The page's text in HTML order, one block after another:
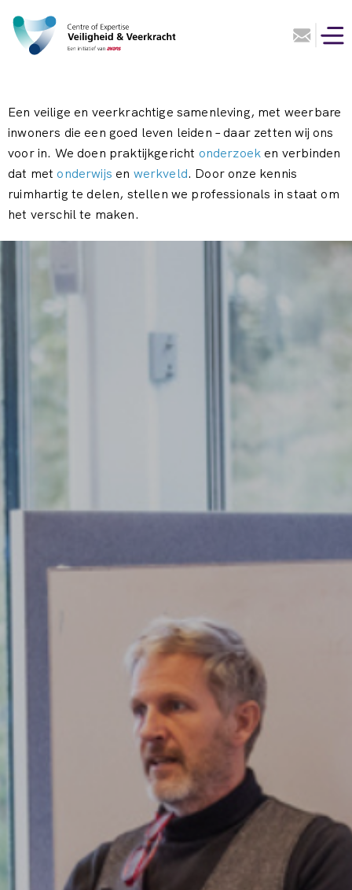
Een veilige en veerkrachtige samenleving, met weerbare
inwoners die een goed leven leiden – daar zetten wij ons
voor in. We doen praktijkgericht onderzoek en verbinden
dat met onderwijs en werkveld. Door onze kennis
ruimhartig te delen, stellen we professionals in staat om
het verschil te maken.